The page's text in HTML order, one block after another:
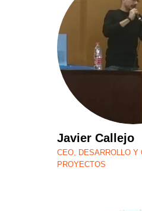
Javier Callejo
CEO, DESARROLLO Y
PROYECTOS